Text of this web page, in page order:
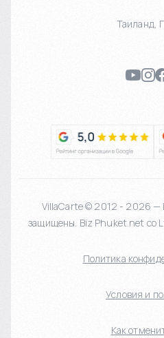
Таиланд,
VillaCarte © 2012 - 2026 —
защищены. Biz Phuket.net co
Политика
Условия и
Как